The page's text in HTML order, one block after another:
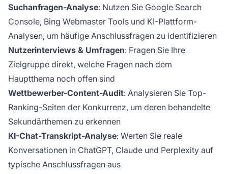
Suchanfragen-Analyse: Nutzen Sie Google Search
Console, Bing Webmaster Tools und KI-Plattform-
Analysen, um häufige Anschlussfragen zu identifizieren
Nutzerinterviews & Umfragen: Fragen Sie Ihre
Zielgruppe direkt, welche Fragen nach dem
Hauptthema noch offen sind
Wettbewerber-Content-Audit: Analysieren Sie Top-
Ranking-Seiten der Konkurrenz, um deren behandelte
Sekundärthemen zu erkennen
KI-Chat-Transkript-Analyse: Werten Sie reale
Konversationen in ChatGPT, Claude und Perplexity auf
typische Anschlussfragen aus